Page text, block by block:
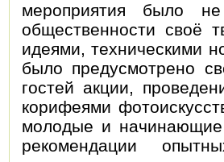
мероприятия было
общественности своё
идеями, техническими
было предусмотрено
гостей акции,
корифеями
молодые и
рекомендации